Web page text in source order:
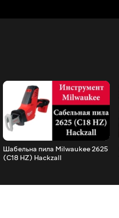
Шабельна пила Milwaukee 2625
(C18 HZ) Hackzall